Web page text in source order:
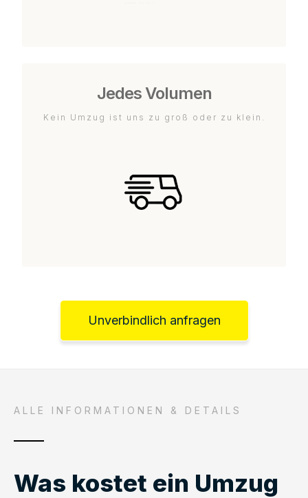
Jedes Volumen
Kein Umzug ist uns zu groß oder zu klein.
Unverbindlich anfragen
ALLE INFORMATIONEN & DETAILS
Was kostet ein Umzug